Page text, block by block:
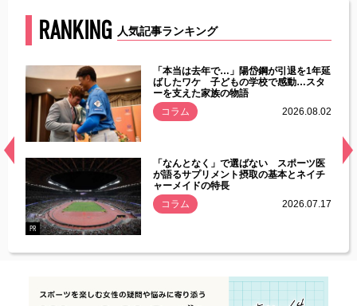
RANKING 人気記事ランキング
常
「本当は去年で…」陽岱鋼が引退を1年延
ばしたワケ 子どもの学校で感動…スタ
ーを支えた家族の物語
コラム
2026.08.02
PR
「なんとなく」で選ばない スポーツ医
が語るサプリメント摂取の基本とネイチ
ャーメイドの特長
コラム
2026.07.17